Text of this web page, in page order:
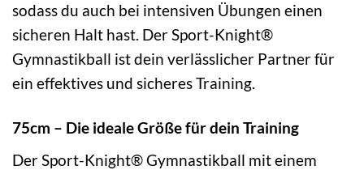
sodass du auch bei intensiven Übungen einen
sicheren Halt hast. Der Sport-Knight®
Gymnastikball ist dein verlässlicher Partner für
ein effektives und sicheres Training.
75cm – Die ideale Größe für dein Training
Der Sport-Knight® Gymnastikball mit einem